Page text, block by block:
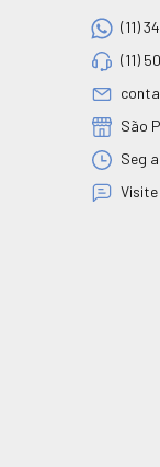
(11)
(11)
São
Seg
Visite